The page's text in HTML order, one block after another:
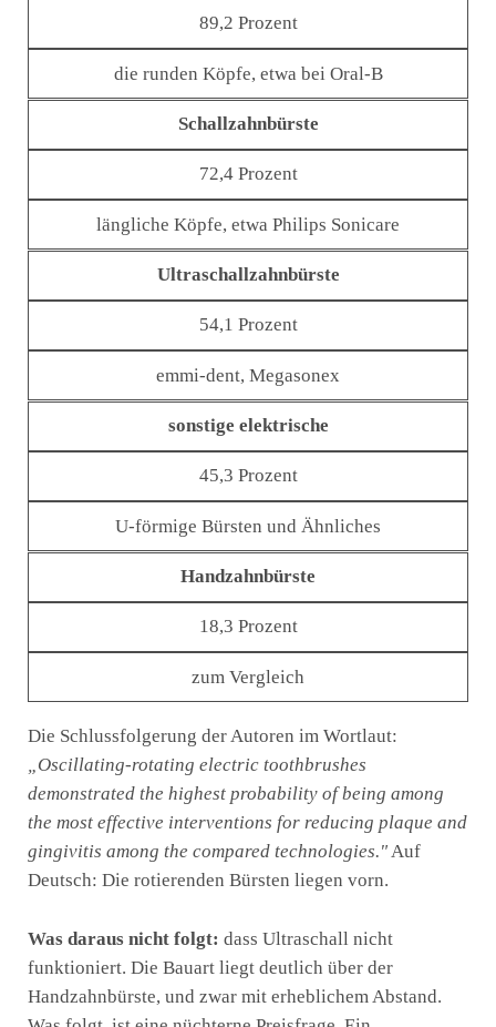
89,2 Prozent
die runden Köpfe, etwa bei Oral-B
Schallzahnbürste
72,4 Prozent
längliche Köpfe, etwa Philips Sonicare
Ultraschallzahnbürste
54,1 Prozent
emmi-dent, Megasonex
sonstige elektrische
45,3 Prozent
U-förmige Bürsten und Ähnliches
Handzahnbürste
18,3 Prozent
zum Vergleich
Die Schlussfolgerung der Autoren im Wortlaut:
„Oscillating-rotating electric toothbrushes
demonstrated the highest probability of being among
the most effective interventions for reducing plaque and
gingivitis among the compared technologies."Auf
Deutsch: Die rotierenden Bürsten liegen vorn.
Was daraus nicht folgt: dass Ultraschall nicht
funktioniert. Die Bauart liegt deutlich über der
Handzahnbürste, und zwar mit erheblichem Abstand.